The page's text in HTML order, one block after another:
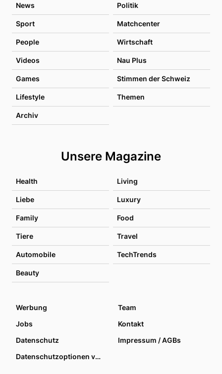
News Politik
Sport Matchcenter
People Wirtschaft
Videos Nau Plus
Games Stimmen der Schweiz
Lifestyle Themen
Archiv
Unsere Magazine
Health Living
Liebe Luxury
Family Food
Tiere Travel
Automobile TechTrends
Beauty
Werbung
Team
Jobs
Kontakt
Datenschutz
Impressum / AGBs
Datenschutzoptionen verwalten